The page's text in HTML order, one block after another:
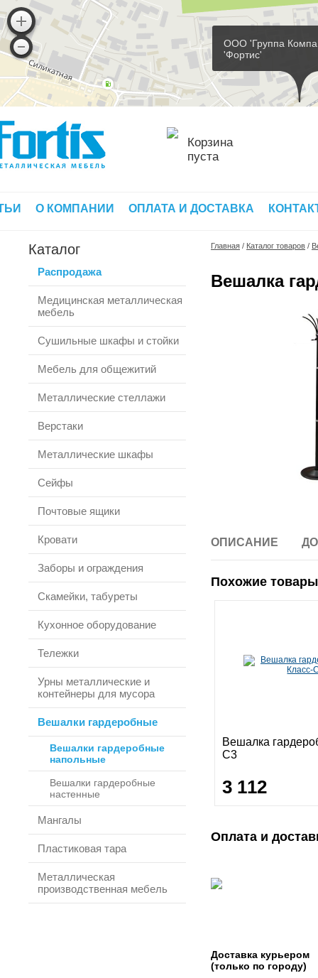
ООО 'Группа
'Фортис'
Корзина
пуста
О КОМПАНИИ ОПЛАТА И ДОСТАВКА
Каталог
Распродажа
Медицинская металлическая
мебель
Сушильные шкафы и стойки
Мебель для общежитий
Металлические стеллажи
Верстаки
Металлические шкафы
Сейфы
Почтовые ящики
Кровати
Заборы и ограждения
Скамейки, табуреты
Кухонное оборудование
Тележки
Урны металлические и
контейнеры для мусора
Вешалки гардеробные
Вешалки гардеробные
напольные
Вешалки гардеробные
настенные
Мангалы
Пластиковая тара
Металлическая
производственная мебель
Главная / Каталог товаров /
Вешалка
ОПИСАНИЕ
Похожие
Вешалка
С3
3 112
Оплата и
Доставка курьером
(только по городу)